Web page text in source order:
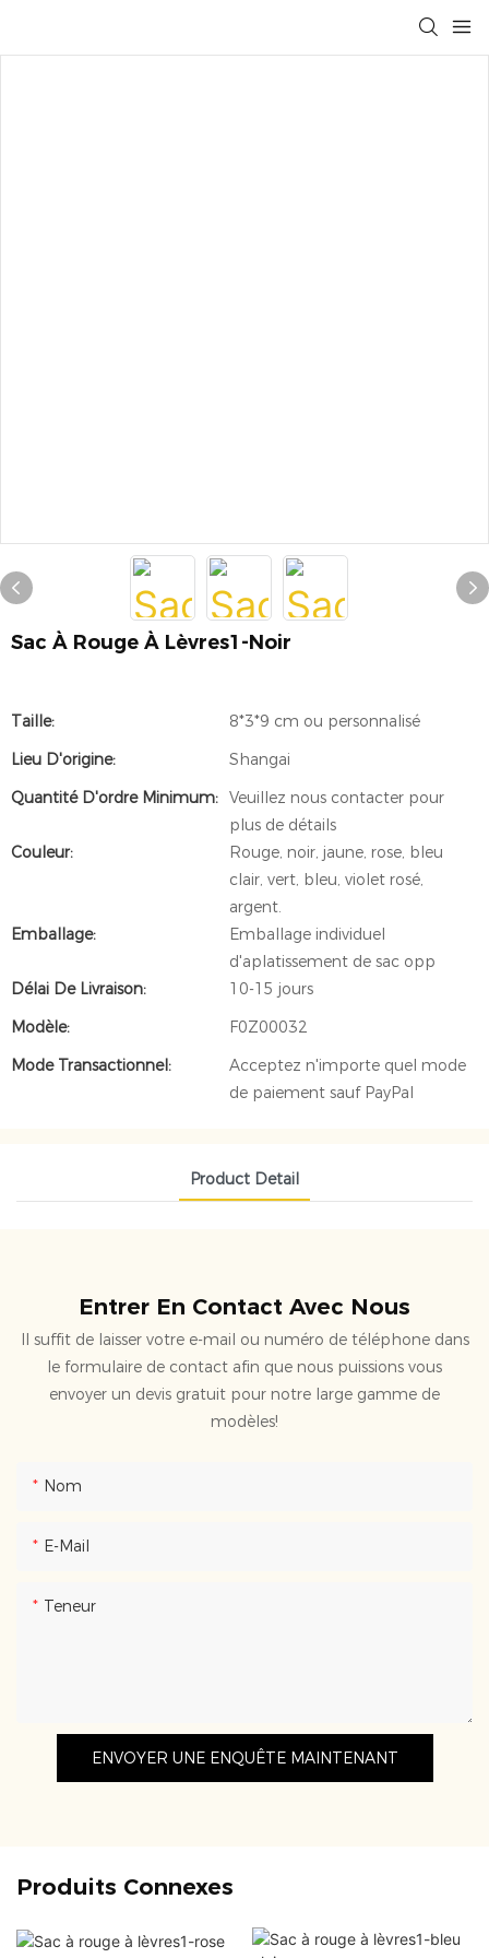
Sac À Rouge À Lèvres1-Noir
Taille:
8*3*9 cm ou personnalisé
Lieu D'origine:
Shangai
Quantité D'ordre Minimum: Veuillez nous contacter pour
plus de détails
Couleur:
Rouge, noir, jaune, rose, bleu
clair, vert, bleu, violet rosé,
argent.
Emballage:
Emballage individuel
d'aplatissement de sac opp
Délai De Livraison:
10-15 jours
Modèle:
F0Z00032
Mode Transactionnel:
Acceptez n'importe quel mode
de paiement sauf PayPal
Product Detail
Entrer En Contact Avec Nous
Il suffit de laisser votre e-mail ou numéro de téléphone dans
le formulaire de contact afin que nous puissions vous
envoyer un devis gratuit pour notre large gamme de
modèles!
Nom
E-Mail
Teneur
ENVOYER UNE ENQUÊTE MAINTENANT
Produits Connexes